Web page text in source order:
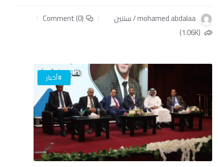
mohamed abdalaa / سنتين
Comment (0)
(1.06K)
#أخبار